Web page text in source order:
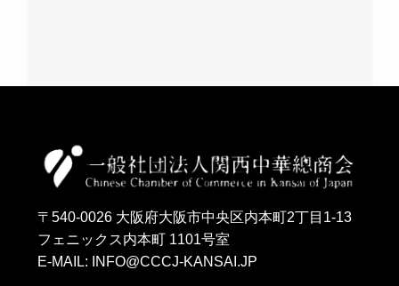
〒540-0026 大阪府大阪市中央区内本町2丁目1-13
フェニックス内本町 1101号室
E-MAIL: INFO@CCCJ-KANSAI.JP